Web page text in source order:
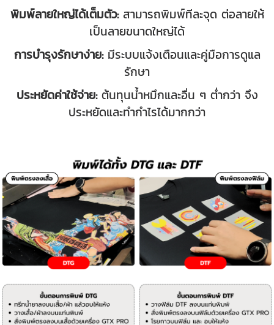
พิมพ์ลายใหญ่ได้เต็มตัว:สามารถพิมพ์ทีละจุด ต่อลายให้
เป็นลายขนาดใหญ่ได้
การบำรุงรักษาง่าย:มีระบบแจ้งเตือนและคู่มือการดูแล
รักษา
ประหยัดค่าใช้จ่าย: ต้นทุนน้ำหมึกและอื่น ๆ ต่ำกว่า จึง
ประหยัดและทำกำไรได้มากกว่า